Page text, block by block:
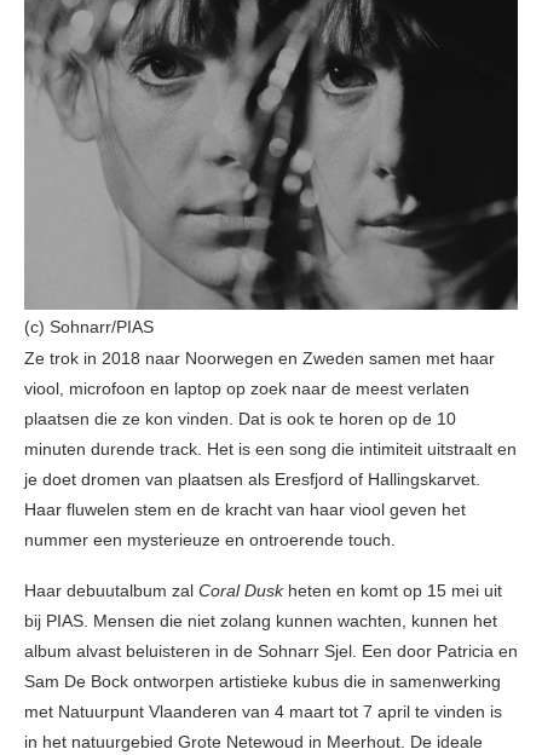
(c) Sohnarr/PIAS
Ze trok in 2018 naar Noorwegen en Zweden samen met haar
viool, microfoon en laptop op zoek naar de meest verlaten
plaatsen die ze kon vinden. Dat is ook te horen op de 10
minuten durende track. Het is een song die intimiteit uitstraalt en
je doet dromen van plaatsen als Eresfjord of Hallingskarvet.
Haar fluwelen stem en de kracht van haar viool geven het
nummer een mysterieuze en ontroerende touch.
Haar debuutalbum zal Coral Dusk heten en komt op 15 mei uit
bij PIAS. Mensen die niet zolang kunnen wachten, kunnen het
album alvast beluisteren in de Sohnarr Sjel. Een door Patricia en
Sam De Bock ontworpen artistieke kubus die in samenwerking
met Natuurpunt Vlaanderen van 4 maart tot 7 april te vinden is
in het natuurgebied Grote Netewoud in Meerhout. De ideale